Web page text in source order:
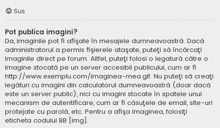
Sus
Pot publica imagini?
Da, imaginile pot fi afişate în mesajele dumneavoastră. Dacă
administratorul a permis fişierele ataşate, puteţi să încărcaţi
imaginile direct pe forum. Altfel, puteţi folosi o legatură către o
imagine stocată pe un server accesibil publicului, cum ar fi
http://www.exemplu.com/imaginea-mea.gif. Nu puteţi să creaţi
legături cu imagini din calculatorul dumneavoastră (doar dacă
este un server public), nici cu imagini stocate în spatele unui
mecanism de autentificare, cum ar fi căsuţele de email, site-uri
protejate cu parolă, etc. Pentru a afişa imaginea, folosiţi
eticheta codului BB [img].